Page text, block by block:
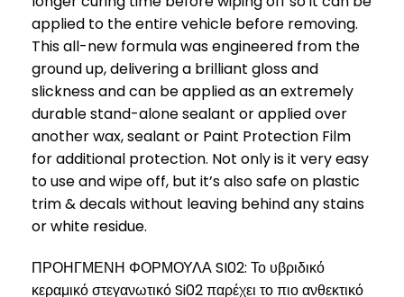
applied to the entire vehicle before removing.
This all-new formula was engineered from the
ground up, delivering a brilliant gloss and
slickness and can be applied as an extremely
durable stand-alone sealant or applied over
another wax, sealant or Paint Protection Film
for additional protection. Not only is it very easy
to use and wipe off, but it’s also safe on plastic
trim & decals without leaving behind any stains
or white residue.
ΠΡΟΗΓΜΕΝΗ ΦΟΡΜΟΥΛΑ SI02: Το υβριδικό
κεραμικό στεγανωτικό Si02 παρέχει το πιο ανθεκτικό